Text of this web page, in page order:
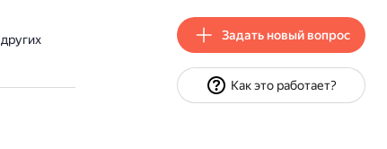
Задать новый вопрос
Как это работает?